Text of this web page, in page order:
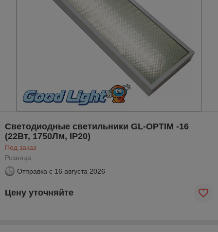
Светодиодные светильники GL-OPTIM -16
(22Вт, 1750Лм, IP20)
Под заказ
Розница
Отправка с 16 августа 2026
Цену уточняйте